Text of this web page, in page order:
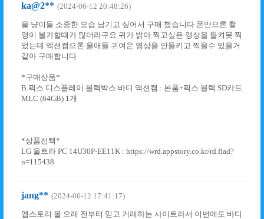
ka@2** (2024-06-12 20:48:26)
울 냥이들 소중한 모습 남기고 싶어서 구매 했습니다 폰만으론 촬
영이 불가할때가 많더라구요 귀가 밝아 찍고싶은 영상을 들켜못 찍
었는데 액션캠으론 울애들 귀여운 영상을 안들키고 찍을수 있을거
같아 구매합니다
*구매상품*
B.픽스 디스플레이 블랙박스 바디 액션캠 : 본품+픽스 블랙 SD카드
MLC (64GB) 1개
*상품선택*
LG 울트라 PC 14U30P-EE11K : https://wrd.appstory.co.kr/rd.flad?
n=115438
jang** (2024-06-12 17:41:17)
앱스토리 몰 오래 전부터 믿고 거래하는 사이트라서 이번에도 바디